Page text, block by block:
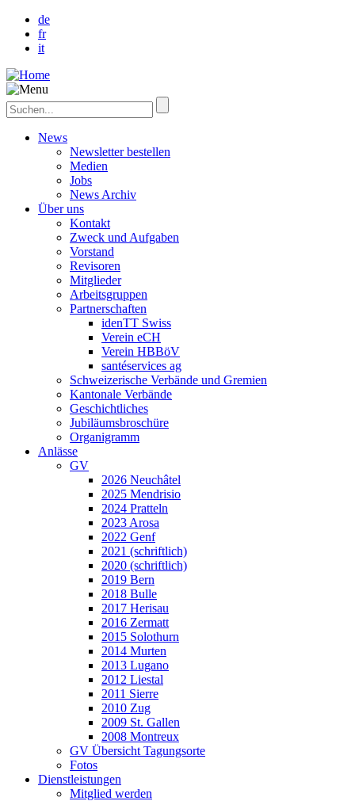
de
fr
it
News
Newsletter bestellen
Medien
Jobs
News Archiv
Über uns
Kontakt
Zweck und Aufgaben
Vorstand
Revisoren
Mitglieder
Arbeitsgruppen
Partnerschaften
idenTT Swiss
Verein eCH
Verein HBBöV
santéservices ag
Schweizerische Verbände und Gremien
Kantonale Verbände
Geschichtliches
Jubiläumsbroschüre
Organigramm
Anlässe
GV
2026 Neuchâtel
2025 Mendrisio
2024 Pratteln
2023 Arosa
2022 Genf
2021 (schriftlich)
2020 (schriftlich)
2019 Bern
2018 Bulle
2017 Herisau
2016 Zermatt
2015 Solothurn
2014 Murten
2013 Lugano
2012 Liestal
2011 Sierre
2010 Zug
2009 St. Gallen
2008 Montreux
GV Übersicht Tagungsorte
Fotos
Dienstleistungen
Mitglied werden